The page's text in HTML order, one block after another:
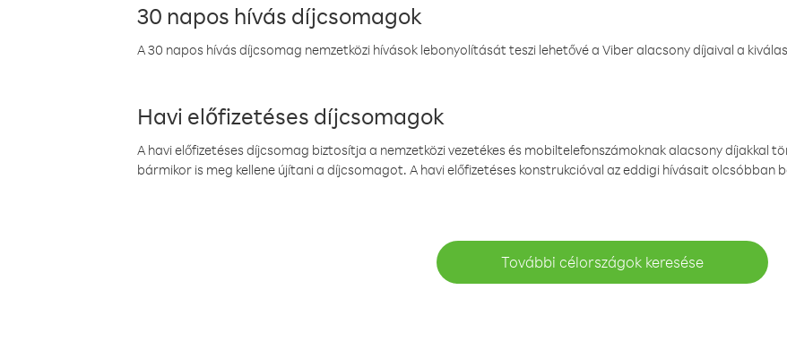
30 napos hívás díjcsomagok
A 30 napos hívás díjcsomag nemzetközi hívások lebonyolítását teszi lehetővé a Viber alacsony díjaival a
Havi előfizetéses díjcsomagok
A havi előfizetéses díjcsomag biztosítja a nemzetközi vezetékes és mobiltelefonszámoknak alacsony díjakkal
bármikor is meg kellene újítani a díjcsomagot. A havi előfizetéses konstrukcióval az eddigi hívásait olcsóbban
További célországok keresése